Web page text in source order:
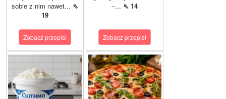
sobie z nim nawet... ⇖
19
Zobacz przepis!
–... ⇖ 14
Zobacz przepis!